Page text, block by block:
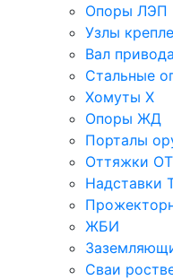
Опоры ЛЭП
Узлы
Вал
Стальные
Хомуты Х
Опоры ЖД
Порталы
Оттяжки ОТ
Надставки
ЖБИ
Сваи